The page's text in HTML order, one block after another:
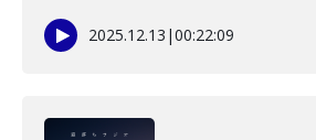
2025.12.13 |00:22:09